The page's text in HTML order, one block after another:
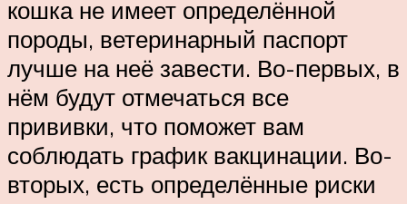
кошка не имеет определённой
породы, ветеринарный паспорт
лучше на неё завести. Во-первых, в
нём будут отмечаться все
прививки, что поможет вам
соблюдать график вакцинации. Во-
вторых, есть определённые риски